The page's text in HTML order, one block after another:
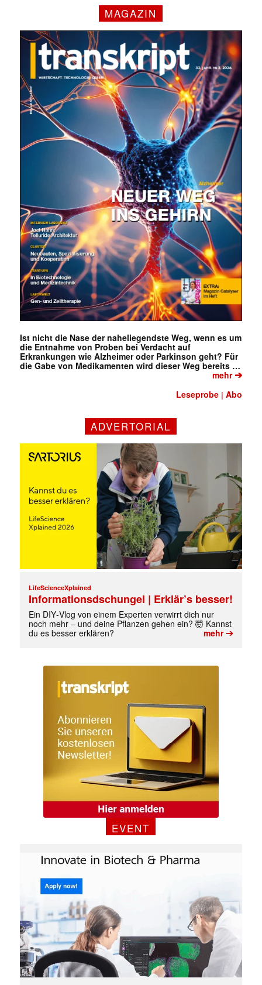
✕
MAGAZIN
Ist nicht die Nase der naheliegendste Weg, wenn es um
die Entnahme von Proben bei Verdacht auf
Erkrankungen wie Alzheimer oder Parkinson geht? Für
die Gabe von Medikamenten wird dieser Weg bereits …
mehr➔
Leseprobe |Abo
ADVERTORIAL
LifeScienceXplained
Informationsdschungel | Erklär’s besser!
Ein DIY‑Vlog von einem Experten verwirrt dich nur
noch mehr – und deine Pflanzen gehen ein? 🤯 Kannst
du es besser erklären?
mehr➔
EVENT